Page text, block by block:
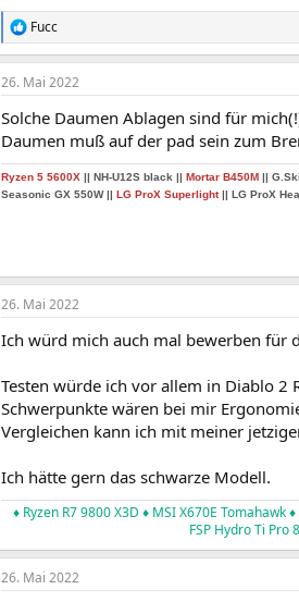
R
e
a
k
i
o
e
n
Fucc
26. Mai 2022
Solche Daumen Ablagen sind für
Daumen muß auf der pad sein zum
Ryzen 5 5600X || NH-U12S black || Mortar B450M ||
Seasonic GX 550W|| LG ProX Superlight|| LG ProX
26. Mai 2022
Ich würd mich auch mal bewerben für
Testen würde ich vor allem in Diablo 2
Schwerpunkte wären bei mir
Vergleichen kann ich mit meiner
Ich hätte gern das schwarze Modell.
♦ Ryzen R7 9800 X3D ♦ MSI X670E Tomahawk
FSP Hydro Ti Pro
26. Mai 2022